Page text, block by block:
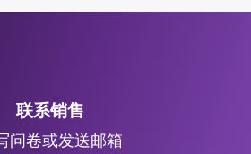
联系销售
问卷或发送邮箱